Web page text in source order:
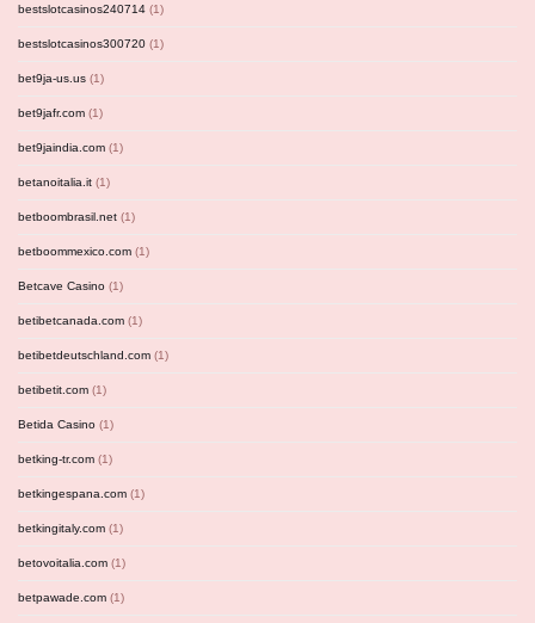
bestslotcasinos240714 (1)
bestslotcasinos300720 (1)
bet9ja-us.us (1)
bet9jafr.com (1)
bet9jaindia.com (1)
betanoitalia.it (1)
betboombrasil.net (1)
betboommexico.com (1)
Betcave Casino (1)
betibetcanada.com (1)
betibetdeutschland.com (1)
betibetit.com (1)
Betida Casino (1)
betking-tr.com (1)
betkingespana.com (1)
betkingitaly.com (1)
betovoitalia.com (1)
betpawade.com (1)